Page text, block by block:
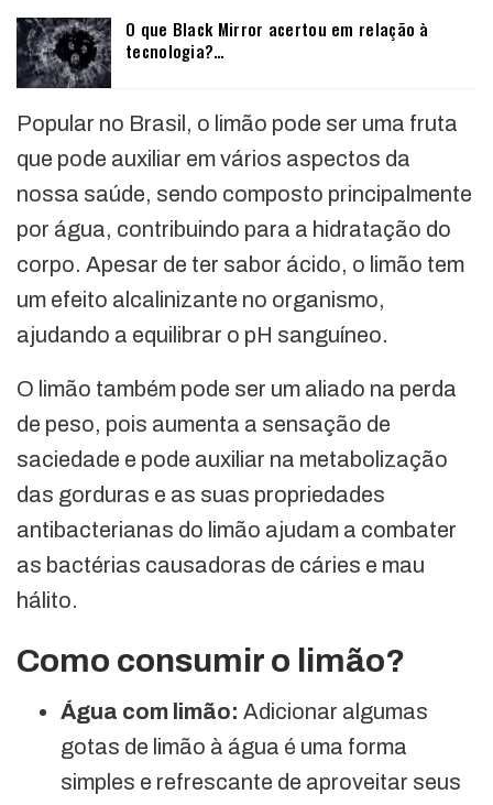
O que Black Mirror acertou em relação à
tecnologia?…
Popular no Brasil, o limão pode ser uma fruta
que pode auxiliar em vários aspectos da
nossa saúde, sendo composto principalmente
por água, contribuindo para a hidratação do
corpo. Apesar de ter sabor ácido, o limão tem
um efeito alcalinizante no organismo,
ajudando a equilibrar o pH sanguíneo.
O limão também pode ser um aliado na perda
de peso, pois aumenta a sensação de
saciedade e pode auxiliar na metabolização
das gorduras e as suas propriedades
antibacterianas do limão ajudam a combater
as bactérias causadoras de cáries e mau
hálito.
Como consumir o limão?
Água com limão: Adicionar algumas
gotas de limão à água é uma forma
simples e refrescante de aproveitar seus